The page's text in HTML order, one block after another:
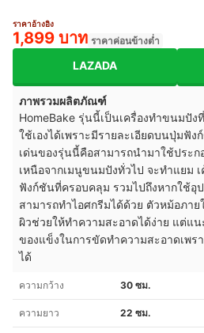
ราคาอ้างอิง
1,899 บาท ราคาค่อนข้างต่ำ
LAZADA
ภาพรวมผลิตภัณฑ์
HomeBake รุ่นนี้เป็นเครื่องทำขนมปัง
ใช้เองได้เพราะมีรายละเอียดบนปุ่มฟั
เด่นของรุ่นนี้คือสามารถนำมาใช้ประ
เหนือจากเมนูขนมปังทั่วไป จะทำแยม
ฟังก์ชันที่ครอบคลุม รวมไปถึงหากใช้อุ
สามารถทำไอศกรีมได้ด้วย ตัวหม้อภาย
ผิวช่วยให้ทำความสะอาดได้ง่าย แต่แ
ของแข็งในการขัดทำความสะอาดเพร
ได้
ความกว้าง 30 ซม.
ความยาว 22 ซม.